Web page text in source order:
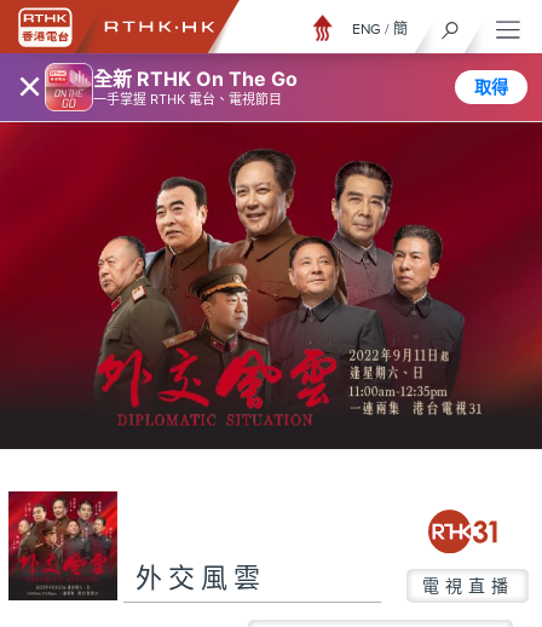
× 全新 RTHK On The Go
一手掌握 RTHK 電台、電視節目
取得
ENG / 簡
外交風雲 電視直播